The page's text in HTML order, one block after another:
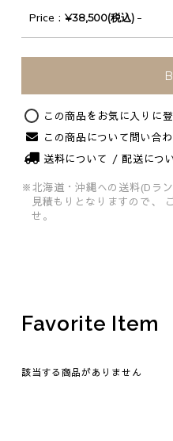
Original
Price ¥38,500(税込) -
この商品をお気に入りに
この商品について問い合
送料について / 配送につ
※北海道・沖縄への送料(Dラ
見積もりとなりますので、
せ。
Favorite Item
該当する商品がありません